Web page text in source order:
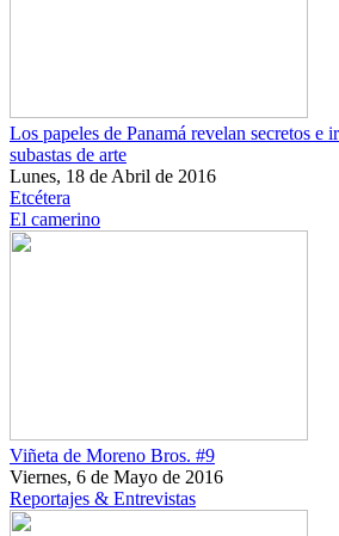
Los papeles de Panamá revelan secretos e
subastas de arte
Lunes, 18 de Abril de 2016
Etcétera
El camerino
Viñeta de Moreno Bros. #9
Viernes, 6 de Mayo de 2016
Reportajes & Entrevistas